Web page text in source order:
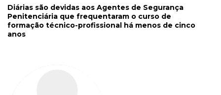
Diárias são devidas aos Agentes de Segurança
Penitenciária que frequentaram o curso de
formação técnico-profissional há menos de cinco
anos